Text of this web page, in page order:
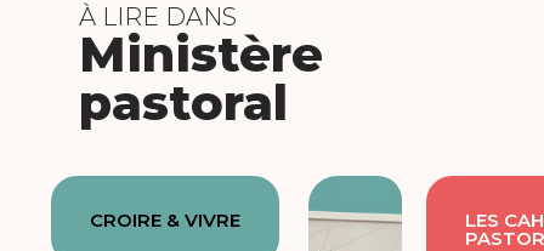
À LIRE DANS
Ministère
pastoral
CROIRE & VIVRE LES